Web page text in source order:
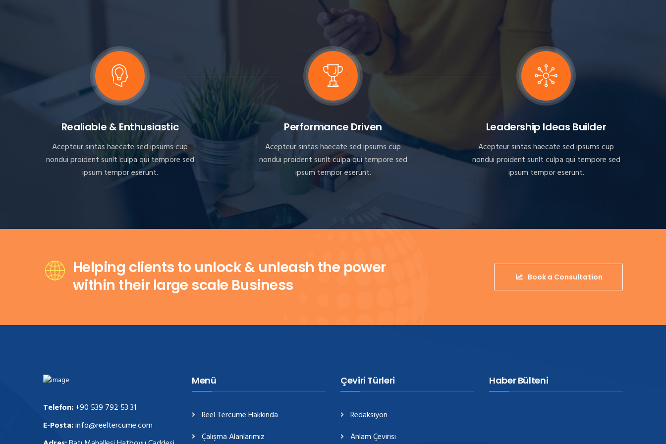
Realiable & Enthusiastic
Acepteur sintas haecate sed ipsums cup
nondui proident sunlt culpa qui tempore sed
ipsum tempor eserunt.
Performance Driven
Acepteur sintas haecate sed ipsums cup
nondui proident sunlt culpa qui tempore sed
ipsum tempor eserunt.
Leadership Ideas Builder
Acepteur sintas haecate sed ipsums cup
nondui proident sunlt culpa qui tempore sed
ipsum tempor eserunt.
Helping clients to unlock & unleash the power
within their large scale Business
Book a Consultation
Telefon:+90 539 792 53 31
E-Posta:info@reeltercume.com
Menü
Reel Tercüme Hakkında
Çalışma Alanlarımız
Çeviri Türleri
Redaksiyon
Anlam Çevirisi
Haber Bülteni